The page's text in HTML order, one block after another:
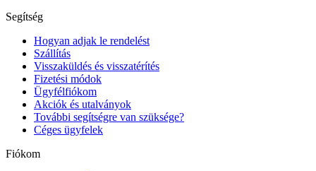
Segítség
Hogyan adjak le rendelést
Szállítás
Visszaküldés és visszatérítés
Fizetési módok
Ügyfélfiókom
Akciók és utalványok
További segítségre van szüksége?
Céges ügyfelek
Fiókom